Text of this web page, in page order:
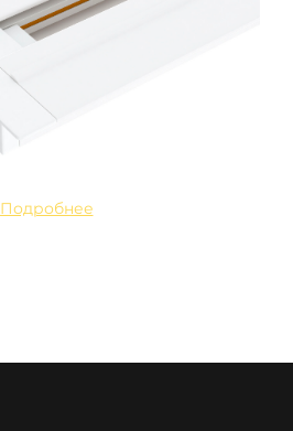
Подробнее